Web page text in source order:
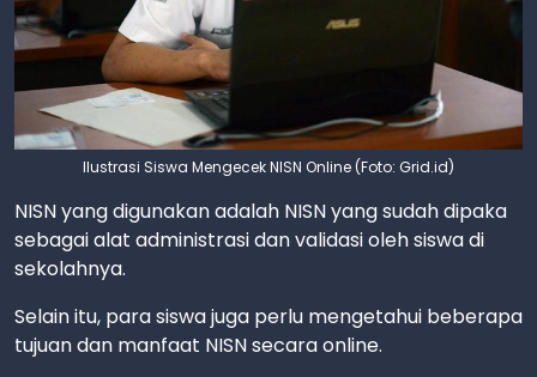
Ilustrasi Siswa Mengecek NISN Online (Foto: Grid.id)
NISN yang digunakan adalah NISN yang sudah dipaka
sebagai alat administrasi dan validasi oleh siswa di
sekolahnya.
Selain itu, para siswa juga perlu mengetahui beberapa
tujuan dan manfaat NISN secara online.